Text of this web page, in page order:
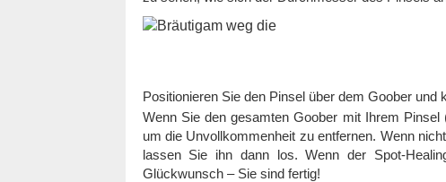
Positionieren Sie den Pinsel über dem Goober und
Wenn Sie den gesamten Goober mit Ihrem
um die Unvollkommenheit zu entfernen. Wenn
lassen Sie ihn dann los. Wenn der Spot-
Glückwunsch – Sie sind fertig!